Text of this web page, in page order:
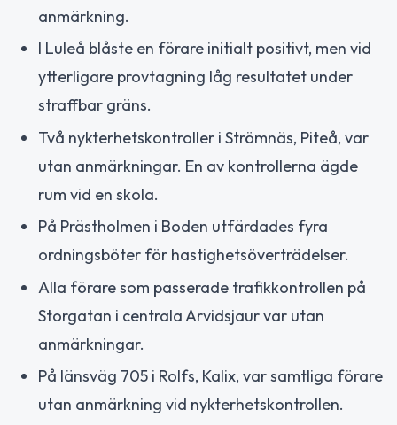
anmärkning.
I Luleå blåste en förare initialt positivt, men vid
ytterligare provtagning låg resultatet under
straffbar gräns.
Två nykterhetskontroller i Strömnäs, Piteå, var
utan anmärkningar. En av kontrollerna ägde
rum vid en skola.
På Prästholmen i Boden utfärdades fyra
ordningsböter för hastighetsöverträdelser.
Alla förare som passerade trafikkontrollen på
Storgatan i centrala Arvidsjaur var utan
anmärkningar.
På länsväg 705 i Rolfs, Kalix, var samtliga förare
utan anmärkning vid nykterhetskontrollen.